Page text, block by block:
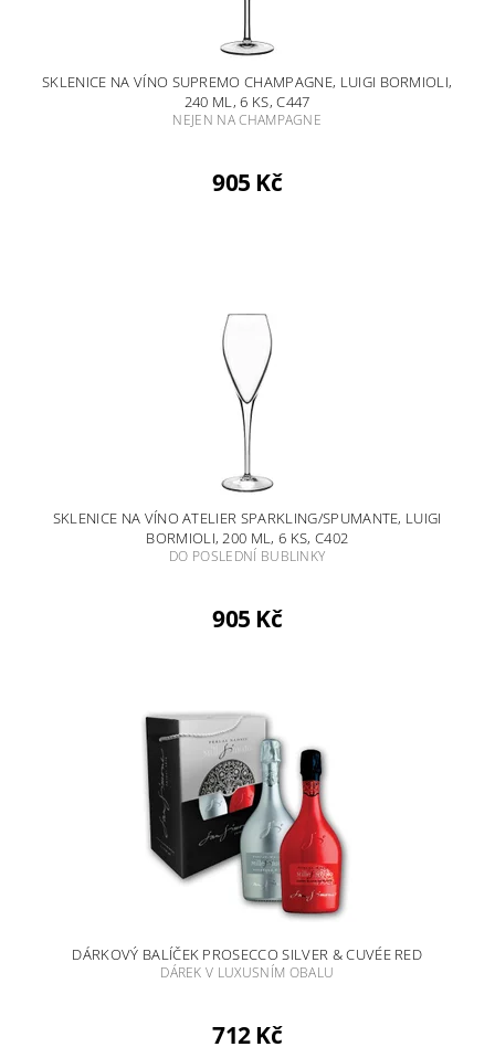
SKLENICE NA VÍNO SUPREMO CHAMPAGNE, LUIGI BORMIOLI,
240 ML, 6 KS, C447
NEJEN NA CHAMPAGNE
905 Kč
SKLENICE NA VÍNO ATELIER SPARKLING/SPUMANTE, LUIGI
BORMIOLI, 200 ML, 6 KS, C402
DO POSLEDNÍ BUBLINKY
905 Kč
DÁRKOVÝ BALÍČEK PROSECCO SILVER & CUVÉE RED
DÁREK V LUXUSNÍM OBALU
712 Kč